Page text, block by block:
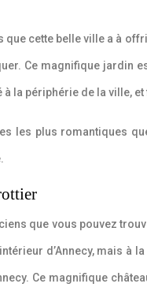
que cette belle ville a à
Ce magnifique jardin
la périphérie de la ville,
les plus romantiques
que vous pouvez
d’Annecy, mais
Ce magnifique